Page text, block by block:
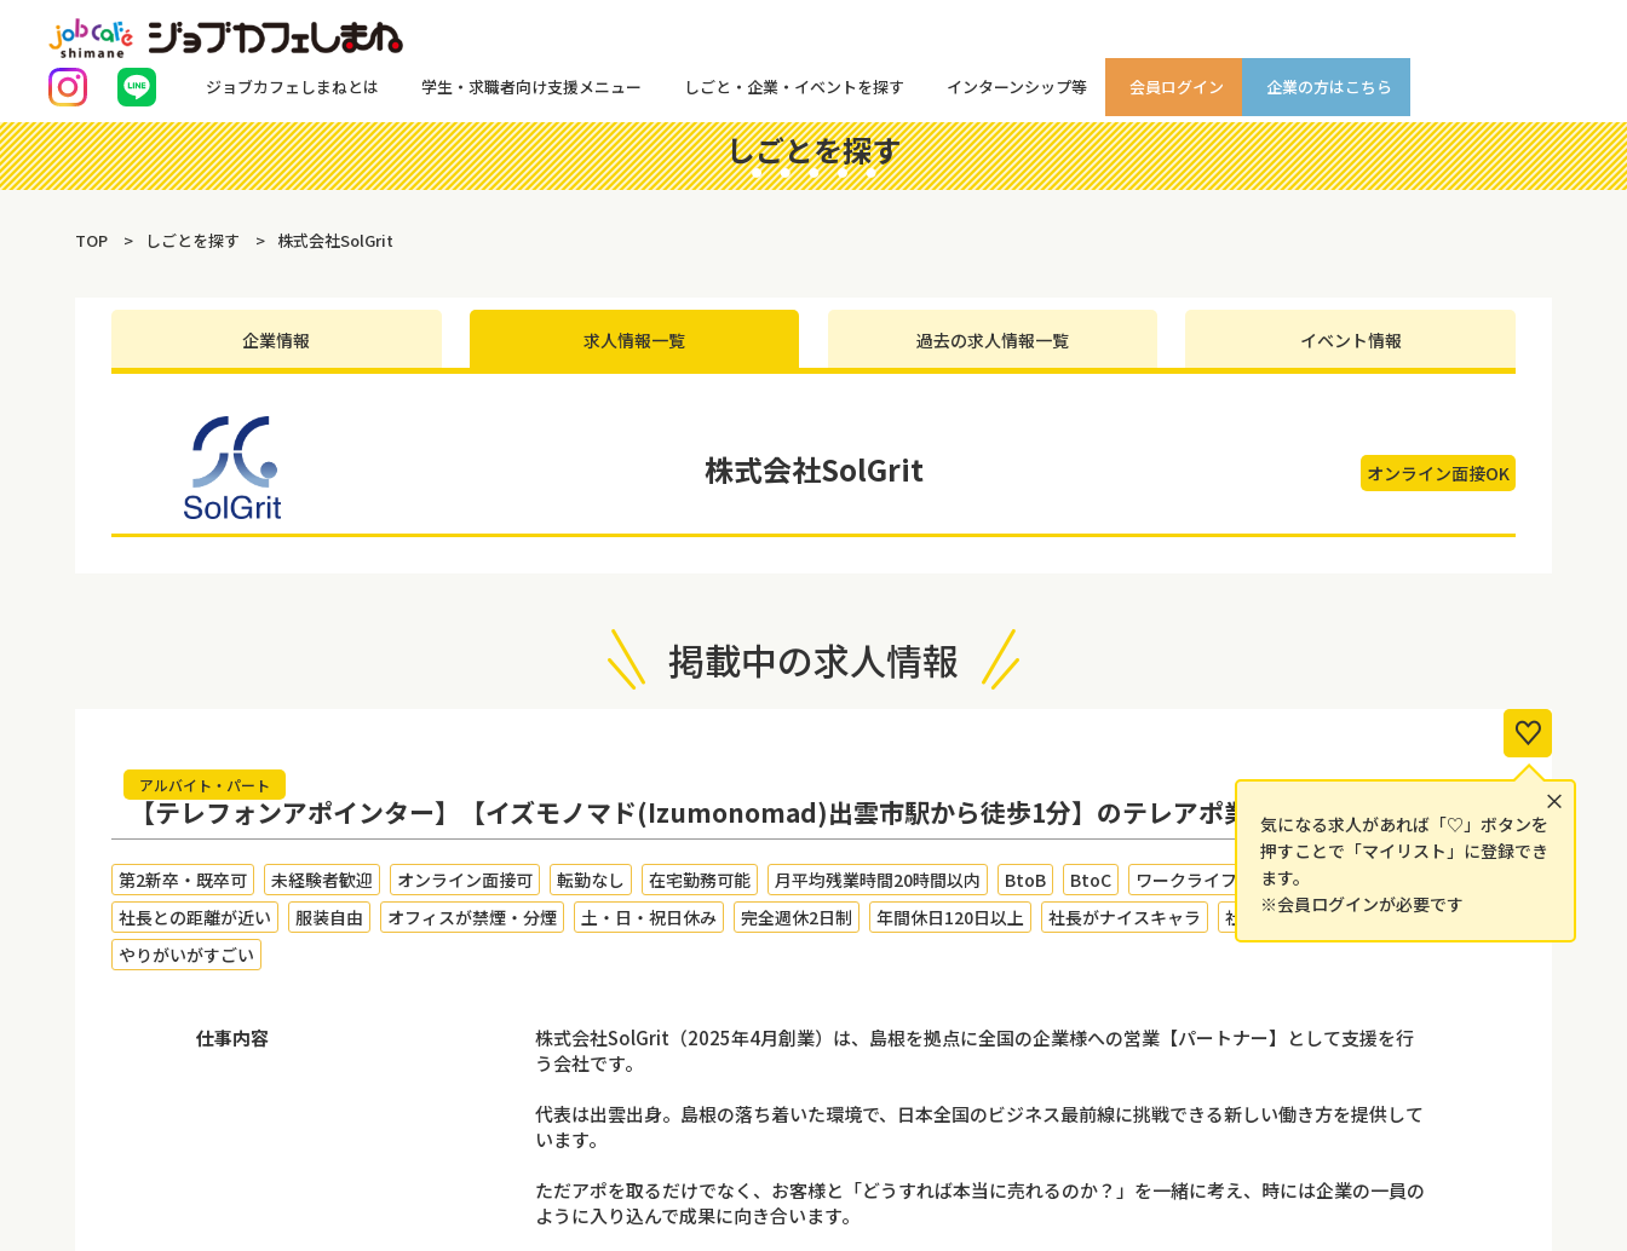
ジョブカフェしまねとは 学生・求職者向け支援メニュー しごと・企業・イベントを探す インターンシップ等 会員ログイン 企業の方はこちら
しごとを探す
TOP しごとを探す 株式会社SolGrit
企業情報 求人情報一覧 過去の求人情報一覧 イベント情報
株式会社SolGrit オンライン面接OK
掲載中の求人情報
アルバイト・パート
【テレフォンアポインター】【イズモノマド(Izumonomad)出雲市駅から徒歩1分】のテレアポ業務（2027卒）
第2新卒・既卒可 未経験者歓迎 オンライン面接可 転勤なし 在宅勤務可能 月平均残業時間20時間以内 BtoB BtoC ワークライフバランスが良い
社長との距離が近い
服装自由 オフィスが禁煙・分煙 土・日・祝日休み 完全週休2日制 年間休日120日以上 社長がナイスキャラ
社員の会社愛が止まらない
やりがいがすごい
仕事内容
株式会社SolGrit（2025年4月創業）は、島根を拠点に全国の企業様への営業【パートナー】として支援を行
う会社です。
代表は出雲出身。島根の落ち着いた環境で、日本全国のビジネス最前線に挑戦できる新しい働き方を提供して
います。
ただアポを取るだけでなく、お客様と「どうすれば本当に売れるのか？」を一緒に考え、時には企業の一員の
ように入り込んで成果に向き合います。
×
気になる求人があれば「♡」ボタンを
押すことで「マイリスト」に登録でき
ます。
※会員ログインが必要です